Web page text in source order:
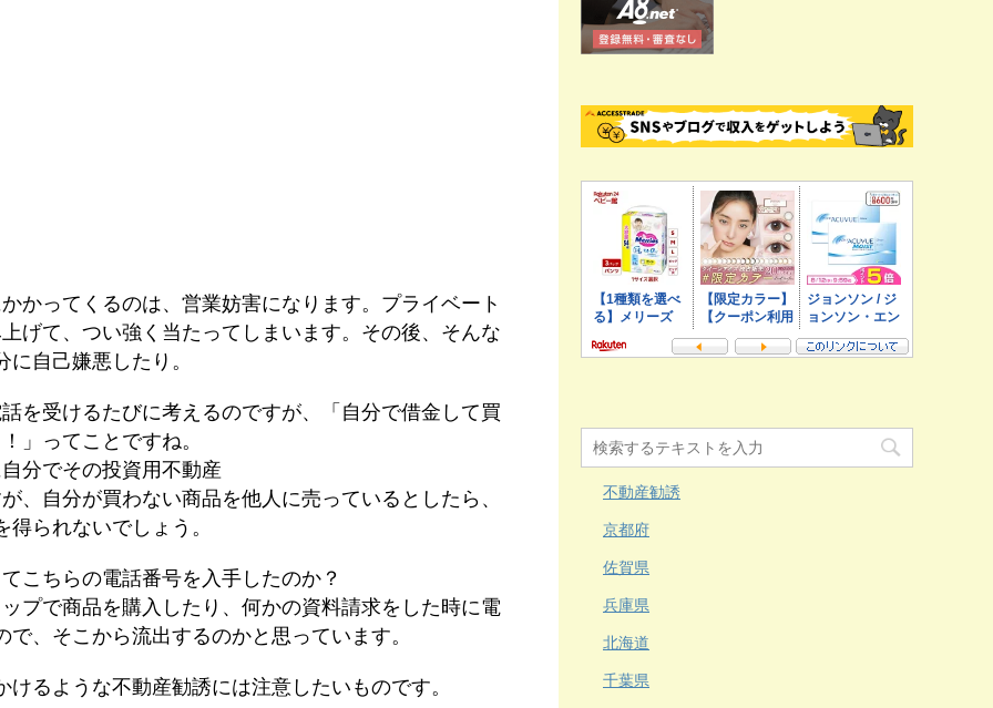
かってくるのは、営業妨害になります。プライベート
げて、つい強く当たってしまいます。その後、そんな
に自己嫌悪したり。
を受けるたびに考えるのですが、「自分で借金して買
」ってことですね。
分でその投資用不動産
、自分が買わない商品を他人に売っているとしたら、
得られないでしょう。
こちらの電話番号を入手したのか？
プで商品を購入したり、何かの資料請求をした時に電
、そこから流出するのかと思っています。
るような不動産勧誘には注意したいものです。
不動産勧誘
京都府
佐賀県
兵庫県
北海道
千葉県